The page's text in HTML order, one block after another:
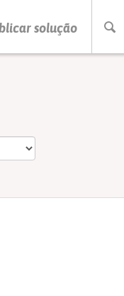
solução
PARA PESQUISAR